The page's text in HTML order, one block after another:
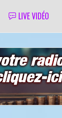
LIVE VIDÉO